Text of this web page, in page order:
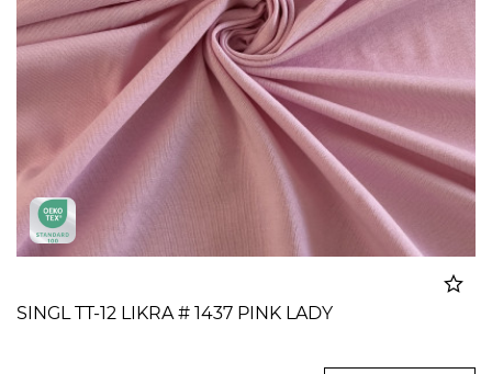
SINGL TT-12 LIKRA # 1437 PINK LADY